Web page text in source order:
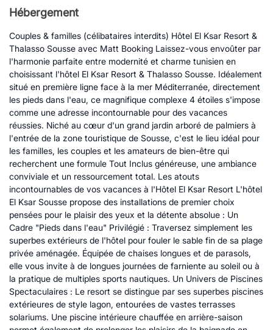
Hébergement
Couples & familles (célibataires interdits) Hôtel El Ksar Resort &
Thalasso Sousse avec Matt Booking Laissez-vous envoûter par
l'harmonie parfaite entre modernité et charme tunisien en
choisissant l'hôtel El Ksar Resort & Thalasso Sousse. Idéalement
situé en première ligne face à la mer Méditerranée, directement
les pieds dans l'eau, ce magnifique complexe 4 étoiles s'impose
comme une adresse incontournable pour des vacances
réussies. Niché au cœur d'un grand jardin arboré de palmiers à
l'entrée de la zone touristique de Sousse, c'est le lieu idéal pour
les familles, les couples et les amateurs de bien-être qui
recherchent une formule Tout Inclus généreuse, une ambiance
conviviale et un ressourcement total. Les atouts
incontournables de vos vacances à l'Hôtel El Ksar Resort L'hôtel
El Ksar Sousse propose des installations de premier choix
pensées pour le plaisir des yeux et la détente absolue : Un
Cadre "Pieds dans l'eau" Privilégié : Traversez simplement les
superbes extérieurs de l'hôtel pour fouler le sable fin de sa plage
privée aménagée. Équipée de chaises longues et de parasols,
elle vous invite à de longues journées de farniente au soleil ou à
la pratique de multiples sports nautiques. Un Univers de Piscines
Spectaculaires : Le resort se distingue par ses superbes piscines
extérieures de style lagon, entourées de vastes terrasses
solariums. Une piscine intérieure chauffée en arrière-saison